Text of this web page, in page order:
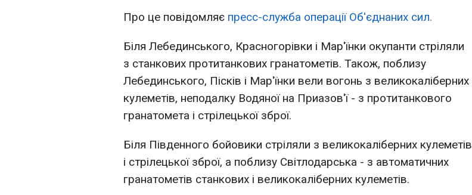
Про це повідомляє пресс-служба операції Об'єднаних сил.
Біля Лебединського, Красногорівки і Мар'їнки окупанти стріляли
з станкових протитанкових гранатометів. Також, поблизу
Лебединського, Пісків і Мар'їнки вели вогонь з великокаліберних
кулеметів, неподалку Водяної на Приазов'ї - з протитанкового
гранатомета і стрілецької зброї.
Біля Південного бойовики стріляли з великокаліберних кулеметів
і стрілецької зброї, а поблизу Світлодарська - з автоматичних
гранатометів станкових і великокаліберних кулеметів.